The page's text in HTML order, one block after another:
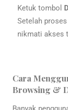
Ketuk tombol
Setelah
nikmati akses
Cara
Browsing &